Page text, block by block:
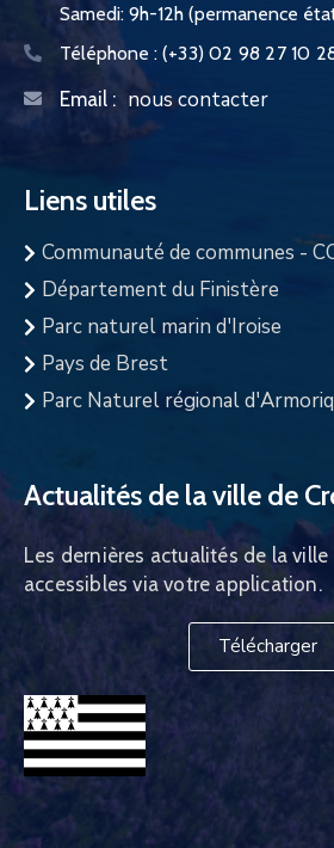
Samedi: 9h-12h (permanence
Téléphone : (+33) 02 98 27 10
Email : nous contacter
Liens utiles
Communauté de communes -
Département du Finistère
Parc naturel marin d'Iroise
Pays de Brest
Parc Naturel régional
Actualités de la ville de
Les dernières actualités de la
accessibles via votre application.
Télécharger